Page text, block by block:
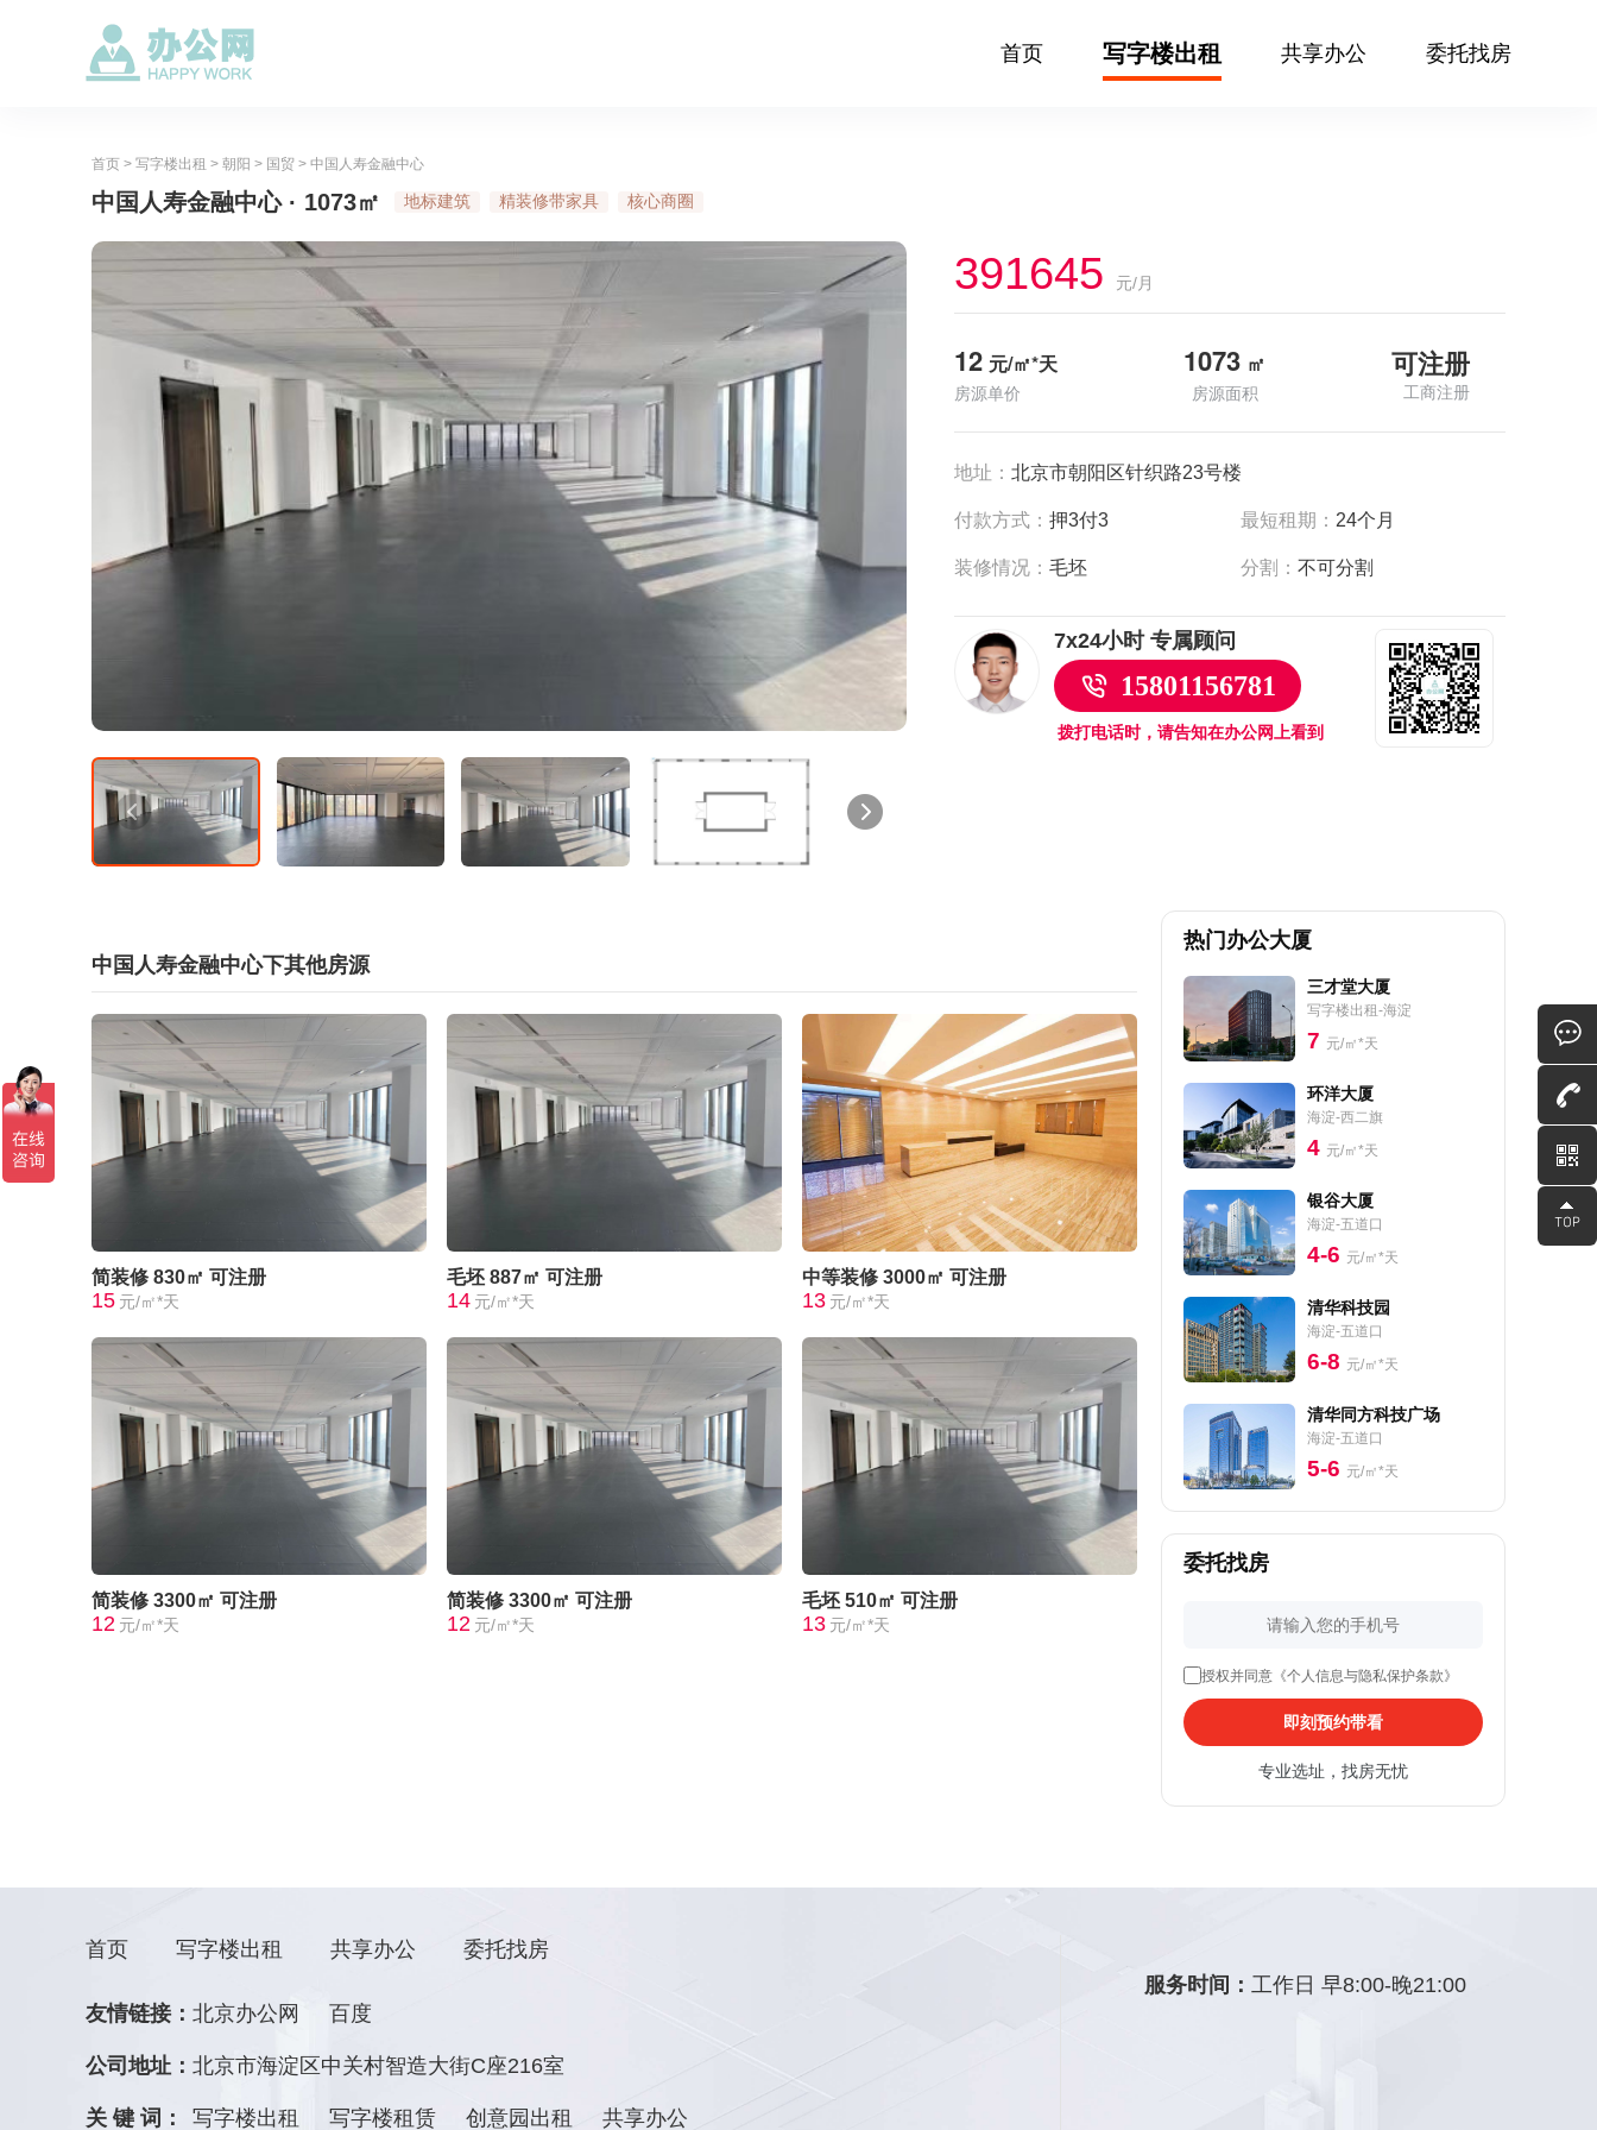
首页 写字楼出租 共享办公 委托找房
首页 > 写字楼出租 > 朝阳 > 国贸 > 中国人寿金融中心
中国人寿金融中心 · 1073㎡ 地标建筑 精装修带家具 核心商圈
391645 元/月
12 元/㎡*天
房源单价
1073 ㎡
房源面积
可注册
工商注册
地址： 北京市朝阳区针织路23号楼
付款方式： 押3付3 最短租期： 24个月
装修情况： 毛坯 分割：不可分割
7x24小时 专属顾问
15801156781
拨打电话时，请告知在办公网上看到
中国人寿金融中心下其他房源
简装修 830㎡ 可注册
15 元/㎡*天
毛坯 887㎡ 可注册
14 元/㎡*天
中等装修 3000㎡ 可注册
13 元/㎡*天
简装修 3300㎡ 可注册
12 元/㎡*天
简装修 3300㎡ 可注册
12 元/㎡*天
毛坯 510㎡ 可注册
13 元/㎡*天
热门办公大厦
三才堂大厦
写字楼出租-海淀
7 元/㎡*天
环洋大厦
海淀-西二旗
4 元/㎡*天
银谷大厦
海淀-五道口
4-6 元/㎡*天
清华科技园
海淀-五道口
6-8 元/㎡*天
清华同方科技广场
海淀-五道口
5-6 元/㎡*天
委托找房
授权并同意《个人信息与隐私保护条款》
即刻预约带看
专业选址，找房无忧
首页 写字楼出租 共享办公 委托找房
友情链接： 北京办公网 百度
公司地址： 北京市海淀区中关村智造大街C座216室
关 键 词： 写字楼出租 写字楼租赁 创意园出租 共享办公
服务时间：工作日 早8:00-晚21:00